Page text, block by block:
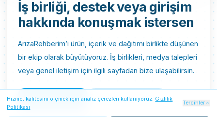
İş birliği, destek veya girişim
hakkında konuşmak istersen
ArızaRehberim’i ürün, içerik ve dağıtımı birlikte düşünen
bir ekip olarak büyütüyoruz. İş birlikleri, medya talepleri
veya genel iletişim için ilgili sayfadan bize ulaşabilirsin.
İletişime Geç Ana Sayfaya Dön
Zorunlu Çerezler Her zaman açık
Hizmet kalitesini ölçmek için analiz çerezleri kullanıyoruz. Gizlilik
Politikası
Tercihler